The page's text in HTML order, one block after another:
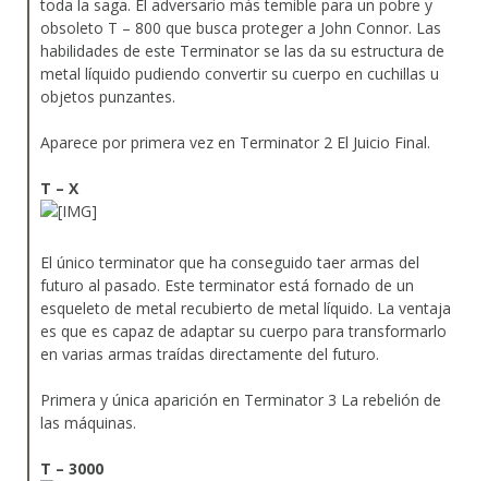
toda la saga. El adversario más temible para un pobre y
obsoleto T – 800 que busca proteger a John Connor. Las
habilidades de este Terminator se las da su estructura de
metal líquido pudiendo convertir su cuerpo en cuchillas u
objetos punzantes.
Aparece por primera vez en Terminator 2 El Juicio Final.
T – X
El único terminator que ha conseguido taer armas del
futuro al pasado. Este terminator está fornado de un
esqueleto de metal recubierto de metal líquido. La ventaja
es que es capaz de adaptar su cuerpo para transformarlo
en varias armas traídas directamente del futuro.
Primera y única aparición en Terminator 3 La rebelión de
las máquinas.
T – 3000